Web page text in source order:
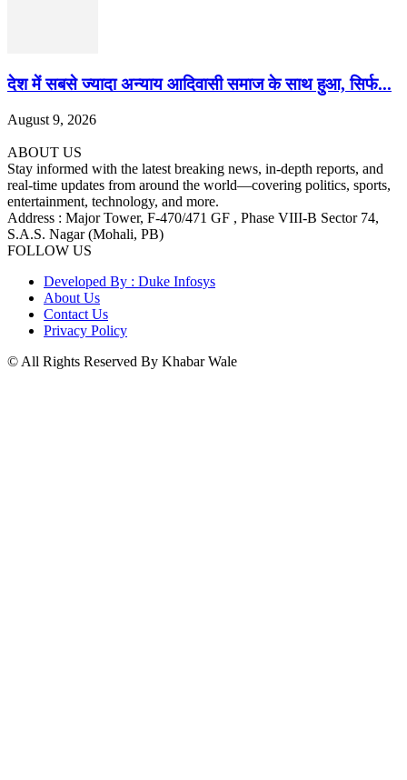
देश में सबसे ज्यादा अन्याय आदिवासी समाज के साथ हुआ, सिर्फ...
August 9, 2026
ABOUT US
Stay informed with the latest breaking news, in-depth reports, and
real-time updates from around the world—covering politics, sports,
entertainment, technology, and more.
Address : Major Tower, F-470/471 GF , Phase VIII-B Sector 74,
S.A.S. Nagar (Mohali, PB)
FOLLOW US
Developed By : Duke Infosys
About Us
Contact Us
Privacy Policy
© All Rights Reserved By Khabar Wale